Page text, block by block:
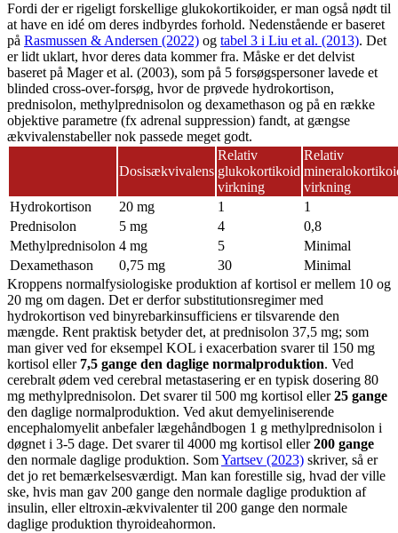
Fordi der er rigeligt forskellige glukokortikoider, er man også nødt til
at have en idé om deres indbyrdes forhold. Nedenstående er baseret
på Rasmussen & Andersen (2022) og tabel 3 i Liu et al. (2013). Det
er lidt uklart, hvor deres data kommer fra. Måske er det delvist
baseret på Mager et al. (2003), som på 5 forsøgspersoner lavede et
blinded cross-over-forsøg, hvor de prøvede hydrokortison,
prednisolon, methylprednisolon og dexamethason og på en række
objektive parametre (fx adrenal suppression) fandt, at gængse
ækvivalenstabeller nok passede meget godt.
Dosisækvivalens
Relativ
glukokortikoid
virkning
Relativ
virkning
Hydrokortison
20 mg 1
1
Prednisolon
5 mg 4
0,8
Methylprednisolon 4 mg 5
Minimal
Dexamethason
0,75 mg 30
Minimal
Kroppens normalfysiologiske produktion af kortisol er mellem 10 og
20 mg om dagen. Det er derfor substitutionsregimer med
hydrokortison ved binyrebarkinsufficiens er tilsvarende den
mængde. Rent praktisk betyder det, at prednisolon 37,5 mg; som
man giver ved for eksempel KOL i exacerbation svarer til 150 mg
kortisol eller 7,5 gange den daglige normalproduktion. Ved
cerebralt ødem ved cerebral metastasering er en typisk dosering 80
mg methylprednisolon. Det svarer til 500 mg kortisol eller25 gange
den daglige normalproduktion. Ved akut demyeliniserende
encephalomyelit anbefaler lægehåndbogen 1 g methylprednisolon i
døgnet i 3-5 dage. Det svarer til 4000 mg kortisol eller200 gange
den normale daglige produktion. SomYartsev (2023) skriver, så er
det jo ret bemærkelsesværdigt. Man kan forestille sig, hvad der ville
ske, hvis man gav 200 gange den normale daglige produktion af
insulin, eller eltroxin-ækvivalenter til 200 gange den normale
daglige produktion thyroideahormon.